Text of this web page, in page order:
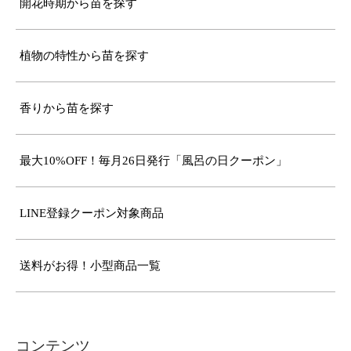
開花時期から苗を探す
植物の特性から苗を探す
香りから苗を探す
最大10%OFF！毎月26日発行「風呂の日クーポン」
LINE登録クーポン対象商品
送料がお得！小型商品一覧
コンテンツ